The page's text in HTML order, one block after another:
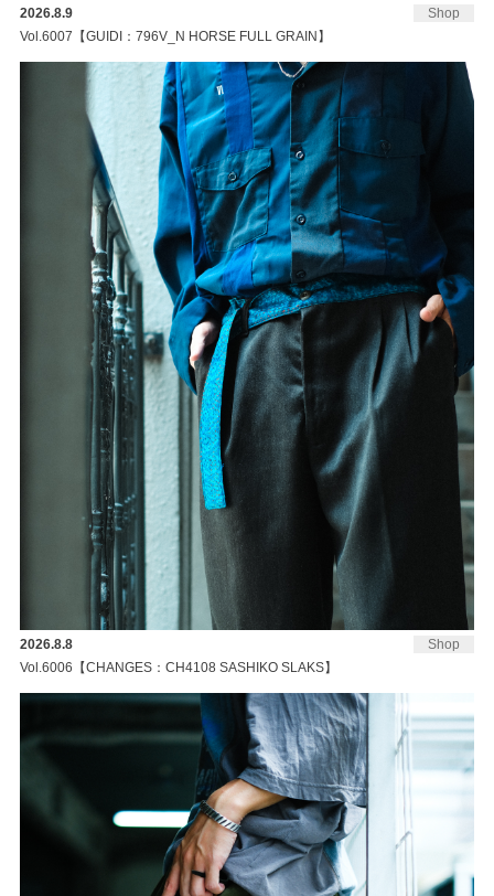
Shop
2026.8.9
Vol.6007【GUIDI：796V_N HORSE FULL GRAIN】
Shop
2026.8.8
Vol.6006【CHANGES：CH4108 SASHIKO SLAKS】